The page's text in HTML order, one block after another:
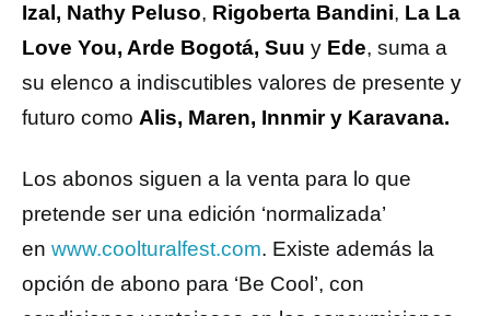
Izal, Nathy Peluso, Rigoberta Bandini, La La
Love You, Arde Bogotá, Suu y Ede, suma a
su elenco a indiscutibles valores de presente y
futuro como Alis, Maren, Innmir y Karavana.
Los abonos siguen a la venta para lo que
pretende ser una edición ‘normalizada’
en www.coolturalfest.com. Existe además la
opción de abono para ‘Be Cool’, con